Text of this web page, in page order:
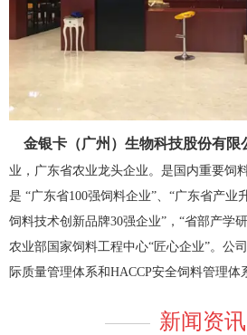
金银卡（广州）生物科技股份有限
业，广东省农业龙头企业。是国内重要饲
是 “广东省100强饲料企业”、“广东省产业
饲料技术创新品牌30强企业”，“省部产学
农业部国家饲料工程中心“匠心企业”。公
际质量管理体系和HACCP安全饲料管理体
新闻资讯